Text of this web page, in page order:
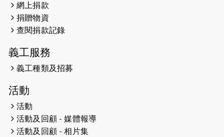
2026-04-25
2026-04-24
2026-04-23
2026-04-19
2026-04-16
猛龍長跑隊恆常練習 - 4月16日
（19:00開始）
網上捐款
捐贈物資
查閱捐款記錄
義工服務
義工種類及招募
活動
活動
活動及回顧 - 媒體報導
活動及回顧 - 相片集